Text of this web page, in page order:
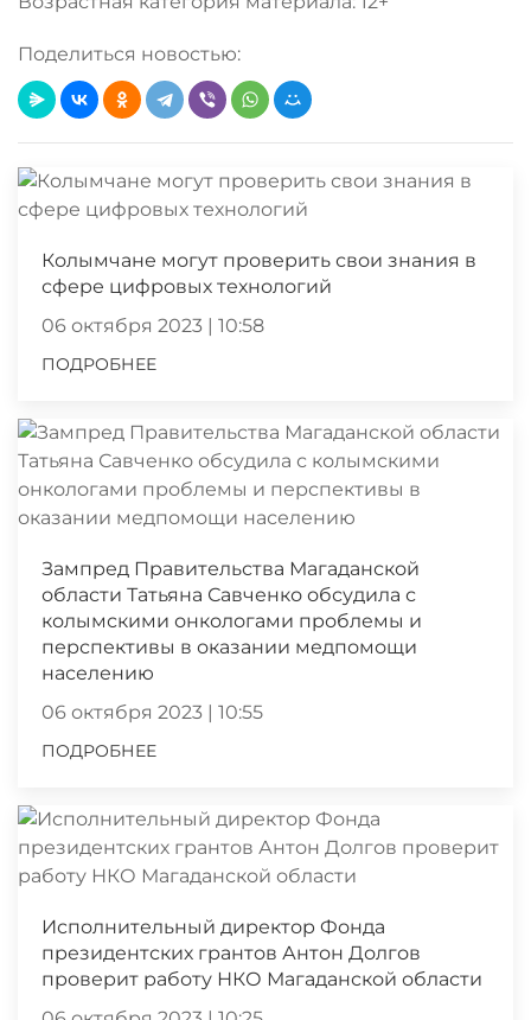
Поделиться новостью:
Колымчане могут проверить свои знания в
сфере цифровых технологий
06 октября 2023 | 10:58
ПОДРОБНЕЕ
Зампред Правительства Магаданской
области Татьяна Савченко обсудила с
колымскими онкологами проблемы и
перспективы в оказании медпомощи
населению
06 октября 2023 | 10:55
ПОДРОБНЕЕ
Исполнительный директор Фонда
президентских грантов Антон Долгов
проверит работу НКО Магаданской области